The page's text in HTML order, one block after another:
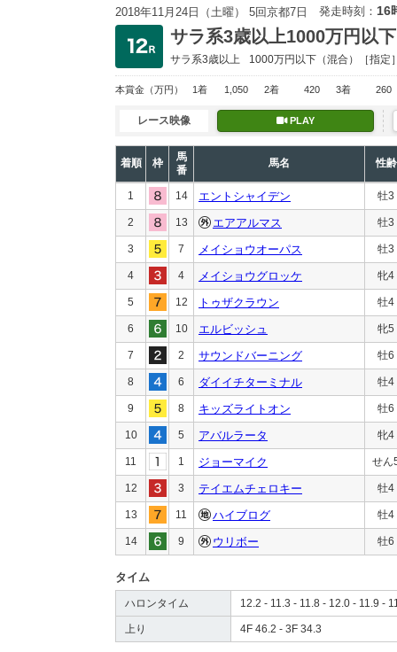
2018年11月24日（土曜） 5回京都7日 発走時刻： 16
サラ系3歳以上1000万円以下
サラ系3歳以上 1000万円以下 （混合）［指定
本賞金 （万円） 1着 1,050 2着 420 3着 260
レース映像 PLAY
着順 枠
馬
番
馬名 性齢
1 14 エントシャイデン 牡3
2 13 エアアルマス 牡3
3 7 メイショウオーパス 牡3
4 4 メイショウグロッケ 牝4
5 12 トゥザクラウン 牡4
6 10 エルビッシュ 牝5
7 2 サウンドバーニング 牡6
8 6 ダイイチターミナル 牡4
9 8 キッズライトオン 牡6
10 5 アバルラータ 牝4
11 1 ジョーマイク せん
12 3 テイエムチェロキー 牡4
13 11 ハイブログ 牡4
14 9 ウリボー 牡6
タイム
ハロンタイム 12.2 - 11.3 - 11.8 - 12.0 - 11.9 -
上り 4F 46.2 - 3F 34.3